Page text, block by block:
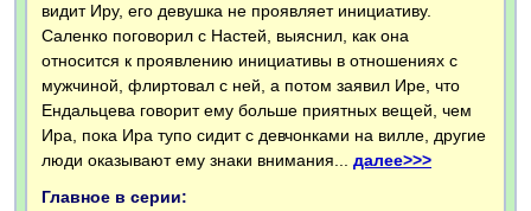
видит Иру, его девушка не проявляет инициативу.
Саленко поговорил с Настей, выяснил, как она
относится к проявлению инициативы в отношениях с
мужчиной, флиртовал с ней, а потом заявил Ире, что
Ендальцева говорит ему больше приятных вещей, чем
Ира, пока Ира тупо сидит с девчонками на вилле, другие
люди оказывают ему знаки внимания... далее>>>
Главное в серии: